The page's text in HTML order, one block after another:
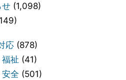
せ (1,098)
応 (878)
祉 (41)
全 (501)